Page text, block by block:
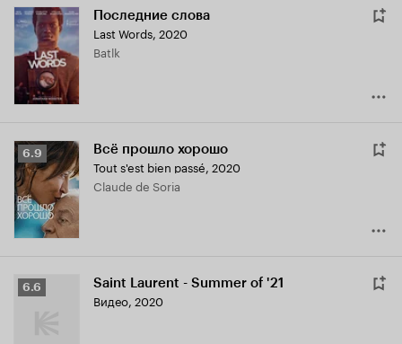
Последние слова
Last Words, 2020
Batlk
Рейтинг
Кинопоиска
6.9
6.9 Всё прошло хорошо
Tout s'est bien passé, 2020
Claude de Soria
Рейтинг
6.6 Saint Laurent - Summer of '21
Видео, 2020